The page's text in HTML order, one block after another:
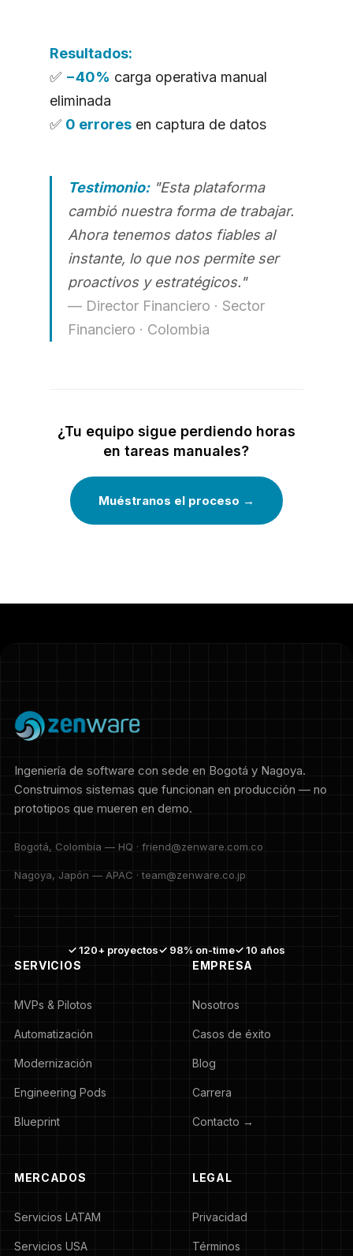
Resultados:
✅ −40% carga operativa manual
eliminada
✅ 0 erroresen captura de datos
Testimonio:"Esta plataforma
cambió nuestra forma de trabajar.
Ahora tenemos datos fiables al
instante, lo que nos permite ser
proactivos y estratégicos."
— Director Financiero · Sector
Financiero · Colombia
¿Tu equipo sigue perdiendo horas
en tareas manuales?
Muéstranos el proceso →
Ingeniería de software con sede en Bogotá y Nagoya.
Construimos sistemas que funcionan en producción — no
prototipos que mueren en demo.
Bogotá, Colombia — HQ · friend@zenware.com.co
Nagoya, Japón — APAC · team@zenware.co.jp
✓ 120+ proyectos✓ 98% on-time✓ 10 años
SERVICIOS
MVPs & Pilotos
Automatización
Modernización
Engineering Pods
Blueprint
EMPRESA
Nosotros
Casos de éxito
Blog
Carrera
Contacto →
MERCADOS
Servicios LATAM
Servicios USA
LEGAL
Privacidad
Términos